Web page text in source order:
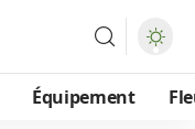
Équipement